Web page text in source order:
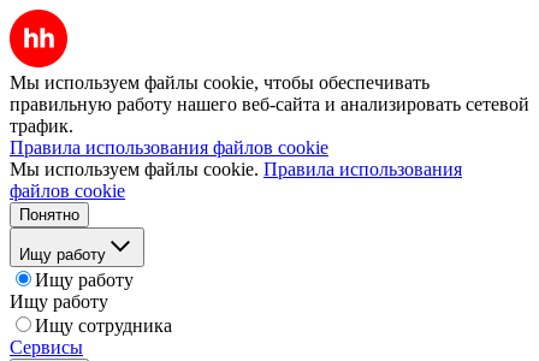
Мы используем файлы cookie, чтобы обеспечивать
правильную работу нашего веб-сайта и анализировать сетевой
трафик.
Правила использования файлов cookie
Мы используем файлы cookie. Правила использования
файлов cookie
Понятно
Ищу работу
Ищу работу
Ищу работу
Ищу сотрудника
Сервисы